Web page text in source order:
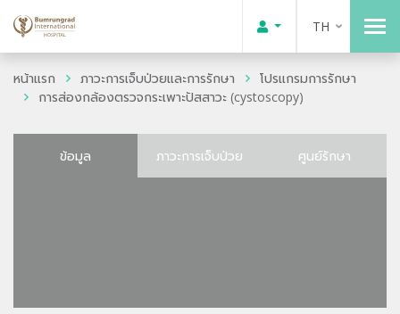
TH
หน้าแรก ภาวะการเจ็บป่วยและการรักษา
โปรแกรมการรักษา
การส่องกล้องตรวจกระเพาะปัสสาวะ (cystoscopy)
ข้อมูล ภาวะการเจ็บป่วย ศูนย์รักษา